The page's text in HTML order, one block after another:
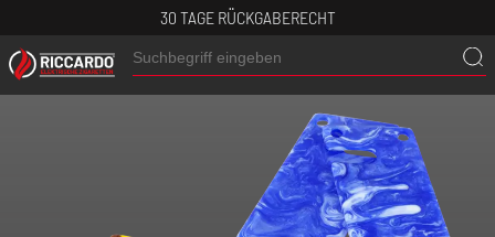
30 TAGE RÜCKGABERECHT